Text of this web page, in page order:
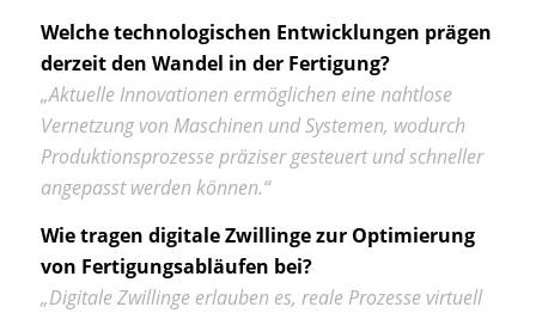
Welche technologischen Entwicklungen prägen
derzeit den Wandel in der Fertigung?
„Aktuelle Innovationen ermöglichen eine nahtlose
Vernetzung von Maschinen und Systemen, wodurch
Produktionsprozesse präziser gesteuert und schneller
angepasst werden können.“
Wie tragen digitale Zwillinge zur Optimierung
von Fertigungsabläufen bei?
„Digitale Zwillinge erlauben es, reale Prozesse virtuell